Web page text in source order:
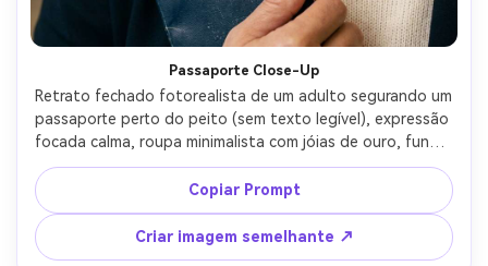
Passaporte Close-Up
Retrato fechado fotorealista de um adulto segurando um
passaporte perto do peito (sem texto legível), expressão
focada calma, roupa minimalista com jóias de ouro, fundo
da área de segurança suavemente borrado e neutro,
simulação de iluminação semelhante a softbox com
catchlights suaves, Nikon D850, 85mm f/1.8, composição
apertada, ângulo ao nível dos olhos, humor editorial
elegante, poros realistas da pele, sombras naturais, foco
Copiar Prompt
Criar imagem semelhante ↗